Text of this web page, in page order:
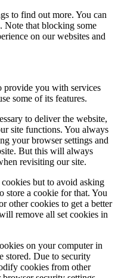
to find out more. You can
Note that blocking some
on our websites and
provide you with services
some of its features.
to deliver the website,
site functions. You always
your browser settings and
But this will always
revisiting our site.
but to avoid asking
store a cookie for that. You
other cookies to get a better
remove all set cookies in
on your computer in
stored. Due to security
cookies from other